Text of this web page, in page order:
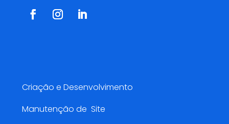
Criação e Desenvolvimento
Manutenção de Site